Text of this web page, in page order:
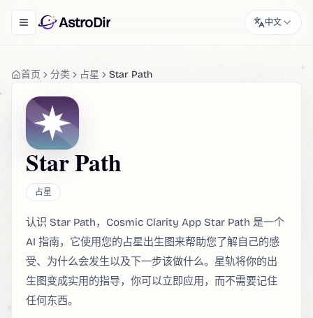
Toggle navigation menu
AstroDir 中文
首页 分类 占星 Star Path
Star Path
占星
认识 Star Path，Cosmic Clarity App Star Path 是一个
AI 指南，它使用您的占星出生图来帮助您了解自己的感
受、为什么会发生以及下一步该做什么。星轨将你的出
生图变成实用的指导，你可以立即应用，而不需要记住
任何东西。